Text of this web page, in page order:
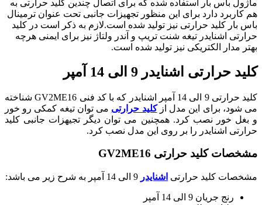
ماژول باس بار استفاده شده که برای اتصال چندین کلید حرارتی به
هم کاربرد دارد برای این منظور تجهیزات جانبی تحت عنوان ترمینال
باس بار کلید حرارتی نیز تولید شده است.لازم به ذکر است در کلید
حرارتی اشنایدر تیغه شنت تریپ و آندر ولتاژ نیز برای ایمنی هرچه
بهتر مدار الکتریکی نیز تولید شده است.
کلید حرارتی اشنایدر 9 الی 14 آمپر
کلید حرارتی 9 الی 14 آمپر اشنایدر که با کد فنی GV2ME16 شناخته
می شود، برای این مدل ازکلید حرارتی می توان تیغه کمکی رو خور
و بغل خور نصب کرد. همچنین می توان دیگر تجیهزات جانبی کلید
حرارتی اشنایدر را بر روی این مدل نصب کرد.
مشخصات کلید حرارتی GV2ME16
مشخصات کلید حرارتی اشنایدر
رنج جریان 9 الی 14 آمپر